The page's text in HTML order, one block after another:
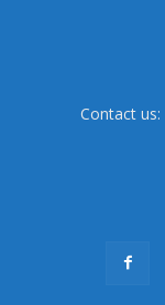
Contact us: